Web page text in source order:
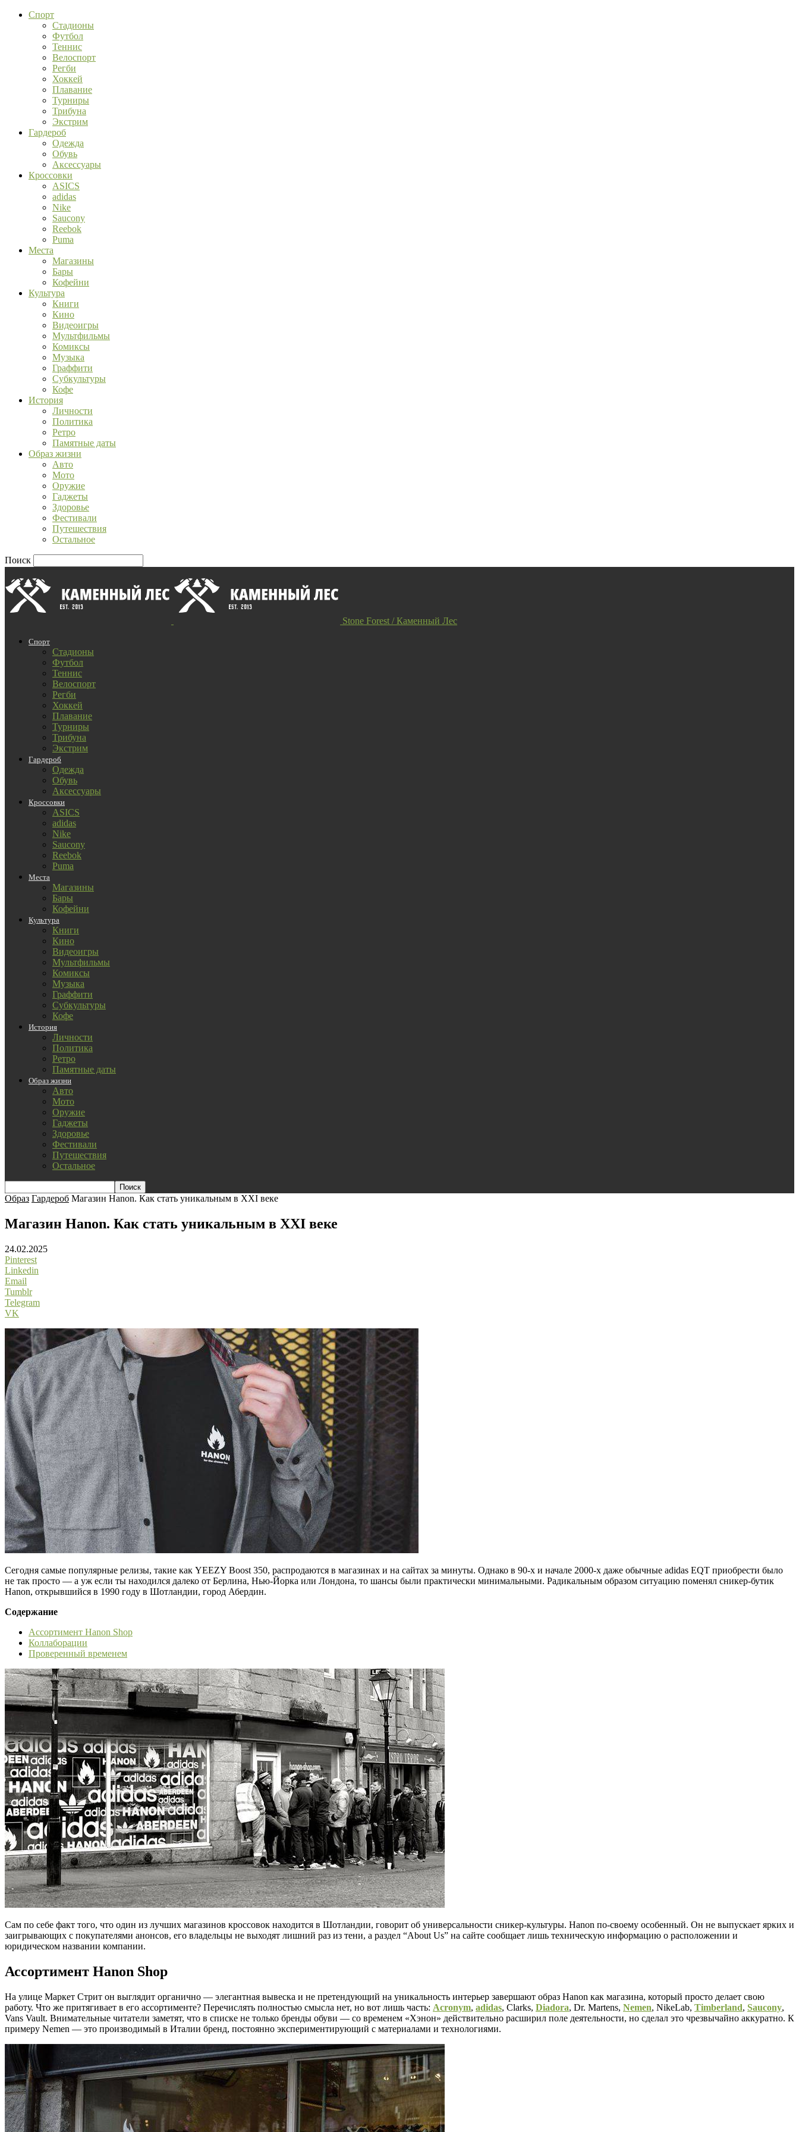
Спорт
Стадионы
Футбол
Теннис
Велоспорт
Регби
Хоккей
Плавание
Турниры
Трибуна
Экстрим
Гардероб
Одежда
Обувь
Аксессуары
Кроссовки
ASICS
adidas
Nike
Saucony
Reebok
Puma
Места
Магазины
Бары
Кофейни
Культура
Книги
Кино
Видеоигры
Мультфильмы
Комиксы
Музыка
Граффити
Субкультуры
Кофе
История
Личности
Политика
Ретро
Памятные даты
Образ жизни
Авто
Мото
Оружие
Гаджеты
Здоровье
Фестивали
Путешествия
Остальное
Поиск
Stone Forest / Каменный Лес
Спорт
Стадионы
Футбол
Теннис
Велоспорт
Регби
Хоккей
Плавание
Турниры
Трибуна
Экстрим
Гардероб
Одежда
Обувь
Аксессуары
Кроссовки
ASICS
adidas
Nike
Saucony
Reebok
Puma
Места
Магазины
Бары
Кофейни
Культура
Книги
Кино
Видеоигры
Мультфильмы
Комиксы
Музыка
Граффити
Субкультуры
Кофе
История
Личности
Политика
Ретро
Памятные даты
Образ жизни
Авто
Мото
Оружие
Гаджеты
Здоровье
Фестивали
Путешествия
Остальное
Образ Гардероб Магазин Hanon. Как стать уникальным в XXI веке
Магазин Hanon. Как стать уникальным в XXI веке
24.02.2025
Pinterest
Linkedin
Email
Tumblr
Telegram
VK
Сегодня самые популярные релизы, такие как YEEZY Boost 350, распродаются в магазинах и на сайтах за минуты. Однако в 90-х и начале 2000-х даже обычные adidas EQT приобрести было
не так просто — а уж если ты находился далеко от Берлина, Нью-Йорка или Лондона, то шансы были практически минимальными. Радикальным образом ситуацию поменял сникер-бутик
Hanon, открывшийся в 1990 году в Шотландии, город Абердин.
Содержание
Ассортимент Hanon Shop
Коллаборации
Проверенный временем
Сам по себе факт того, что один из лучших магазинов кроссовок находится в Шотландии, говорит об универсальности сникер-культуры. Hanon по-своему особенный. Он не выпускает ярких и
заигрывающих с покупателями анонсов, его владельцы не выходят лишний раз из тени, а раздел “About Us” на сайте сообщает лишь техническую информацию о расположении и
юридическом названии компании.
Ассортимент Hanon Shop
На улице Маркет Стрит он выглядит органично — элегантная вывеска и не претендующий на уникальность интерьер завершают образ Hanon как магазина, который просто делает свою
работу. Что же притягивает в его ассортименте? Перечислять полностью смысла нет, но вот лишь часть: Acronym, adidas, Clarks, Diadora, Dr. Martens, Nemen, NikeLab, Timberland, Saucony,
Vans Vault. Внимательные читатели заметят, что в списке не только бренды обуви — со временем «Хэнон» действительно расширил поле деятельности, но сделал это чрезвычайно аккуратно. К
примеру Nemen — это производимый в Италии бренд, постоянно экспериментирующий с материалами и технологиями.